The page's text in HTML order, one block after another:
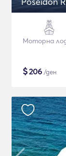
Моторна
$206 /ден